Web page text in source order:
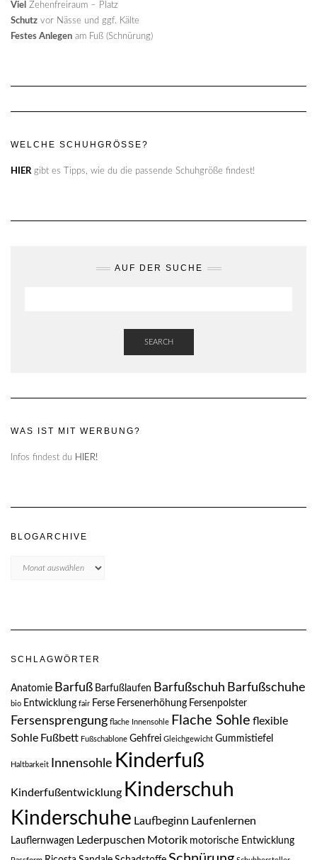
Viel Zehenfreiraum – Platz
Schutz vor Nässe und ggf. Kälte
Festes Anlegen am Fuß (Schnürung)
WELCHE SCHUHGRÖSSE?
HIERgibt es Tipps, wie du die passende Schuhgröße findest!
AUF DER SUCHE
SEARCH
WAS IST MIT WERBUNG?
Infos findest du HIER!
BLOGARCHIVE
SCHLAGWÖRTER
Anatomie Barfuß Barfußlaufen Barfußschuh Barfußschuhe
bio Entwicklung fair Ferse Fersenerhöhung Fersenpolster
Fersensprengung flache Innensohle Flache Sohle flexible
Sohle Fußbett Fußschablone Gehfrei Gleichgewicht Gummistiefel
Haltbarkeit Innensohle Kinderfuß
Kinderfußentwicklung Kinderschuh
Kinderschuhe Laufbeginn Laufenlernen
Lauflernwagen Lederpuschen Motorik motorische Entwicklung